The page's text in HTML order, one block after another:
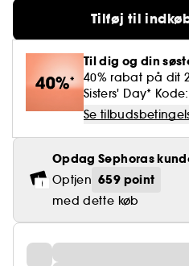
Tilføj til
Til dig og din
40% rabat på dit
Sisters' Day* Kode:
Se
Opdag Sephoras
Optjen 659 point
med dette køb